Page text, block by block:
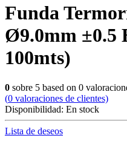
Funda
Ø9.0mm ±0.5
100mts)
0 sobre 5 based on 0
(0 valoraciones de clientes)
Disponibilidad: En stock
Lista de deseos